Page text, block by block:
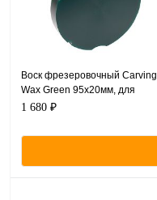
Воск фрезеровочный Carving
Wax Green 95х20мм, для
Zirkonzahn CAM/CAM
1 680 ₽